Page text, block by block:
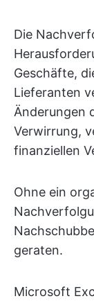
Die
Geschäfte,
Lieferanten
Änderungen
Verwirrung,
finanziellen
Ohne ein
geraten.
Microsoft